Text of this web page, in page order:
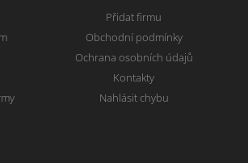
Přidat firmu
Obchodní podmínky
Ochrana osobních údajů
Kontakty
Nahlásit chybu